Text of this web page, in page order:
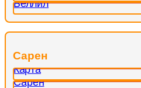
Сарен